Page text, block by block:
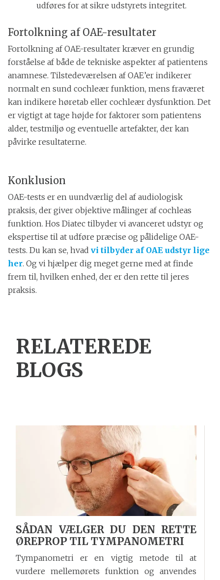
udføres for at sikre udstyrets integritet.
Fortolkning af OAE-resultater
Fortolkning af OAE-resultater kræver en grundig
forståelse af både de tekniske aspekter af patientens
anamnese. Tilstedeværelsen af OAE’er indikerer
normalt en sund cochleær funktion, mens fraværet
kan indikere høretab eller cochleær dysfunktion. Det
er vigtigt at tage højde for faktorer som patientens
alder, testmiljø og eventuelle artefakter, der kan
påvirke resultaterne.
Konklusion
OAE-tests er en uundværlig del af audiologisk
praksis, der giver objektive målinger af cochleas
funktion. Hos Diatec tilbyder vi avanceret udstyr og
ekspertise til at udføre præcise og pålidelige OAE-
tests. Du kan se, hvad vi tilbyder af OAE udstyr lige
her. Og vi hjælper dig meget gerne med at finde
frem til, hvilken enhed, der er den rette til jeres
praksis.
RELATEREDE
BLOGS
SÅDAN VÆLGER DU DEN RETTE
ØREPROP TIL TYMPANOMETRI
Tympanometri er en vigtig metode til at
vurdere mellemørets funktion og anvendes